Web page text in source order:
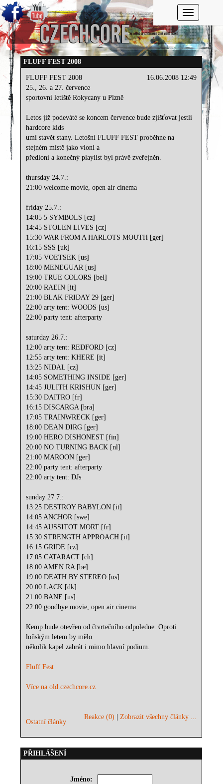
Toggle
FLUFF FEST 2008
16.06.2008 12:49
FLUFF FEST 2008
25., 26. a 27. července
sportovní letiště Rokycany u Plzně
Letos již podeváté se koncem července bude zjišťovat jestli
hardcore kids
umí stavět stany. Letošní FLUFF FEST proběhne na
stejném místě jako vloni a
předloni a konečný playlist byl právě zveřejněn.
thursday 24.7.:
21:00 welcome movie, open air cinema
friday 25.7.:
14:05 5 SYMBOLS [cz]
14:45 STOLEN LIVES [cz]
15:30 WAR FROM A HARLOTS MOUTH [ger]
16:15 SSS [uk]
17:05 VOETSEK [us]
18:00 MENEGUAR [us]
19:00 TRUE COLORS [bel]
20:00 RAEIN [it]
21:00 BLAK FRIDAY 29 [ger]
22:00 arty tent: WOODS [us]
22:00 party tent: afterparty
saturday 26.7.:
12:00 arty tent: REDFORD [cz]
12:55 arty tent: KHERE [it]
13:25 NIDAL [cz]
14:05 SOMETHING INSIDE [ger]
14:45 JULITH KRISHUN [ger]
15:30 DAITRO [fr]
16:15 DISCARGA [bra]
17:05 TRAINWRECK [ger]
18:00 DEAN DIRG [ger]
19:00 HERO DISHONEST [fin]
20:00 NO TURNING BACK [nl]
21:00 MAROON [ger]
22:00 party tent: afterparty
22:00 arty tent: DJs
sunday 27.7.:
13:25 DESTROY BABYLON [it]
14:05 ANCHOR [swe]
14:45 AUSSITOT MORT [fr]
15:30 STRENGTH APPROACH [it]
16:15 GRIDE [cz]
17:05 CATARACT [ch]
18:00 AMEN RA [be]
19:00 DEATH BY STEREO [us]
20:00 LACK [dk]
21:00 BANE [us]
22:00 goodbye movie, open air cinema
Kemp bude otevřen od čtvrtečního odpoledne. Oproti
loňským letem by mělo
několik kapel zahrát i mimo hlavní podium.
Fluff Fest
Více na old.czechcore.cz
Ostatní články
Reakce (0) |Zobrazit všechny články ...
PŘIHLÁŠENÍ
Jméno: